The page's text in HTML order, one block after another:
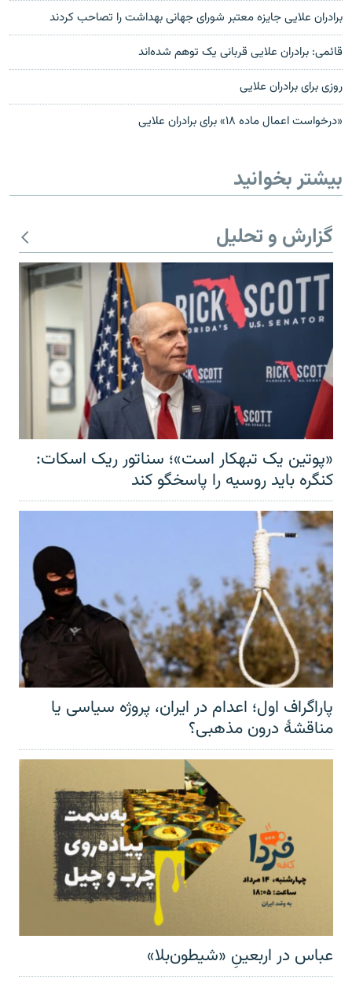
برادران علایی جایزه معتبر شورای جهانی بهداشت را تصاحب کردند
قائمی: برادران علایی قربانی یک توهم شده‌اند
روزی برای برادران علایی
«درخواست اعمال ماده ۱۸» برای برادران علایی
بیشتر بخوانید
گزارش و تحلیل
«پوتین یک تبهکار است»؛ سناتور ریک اسکات:
کنگره باید روسیه را پاسخگو کند
پاراگراف اول؛ اعدام در ایران، پروژه سیاسی یا
مناقشهٔ درون مذهبی؟
عباس در اربعینِ «شیطون‌بلا»